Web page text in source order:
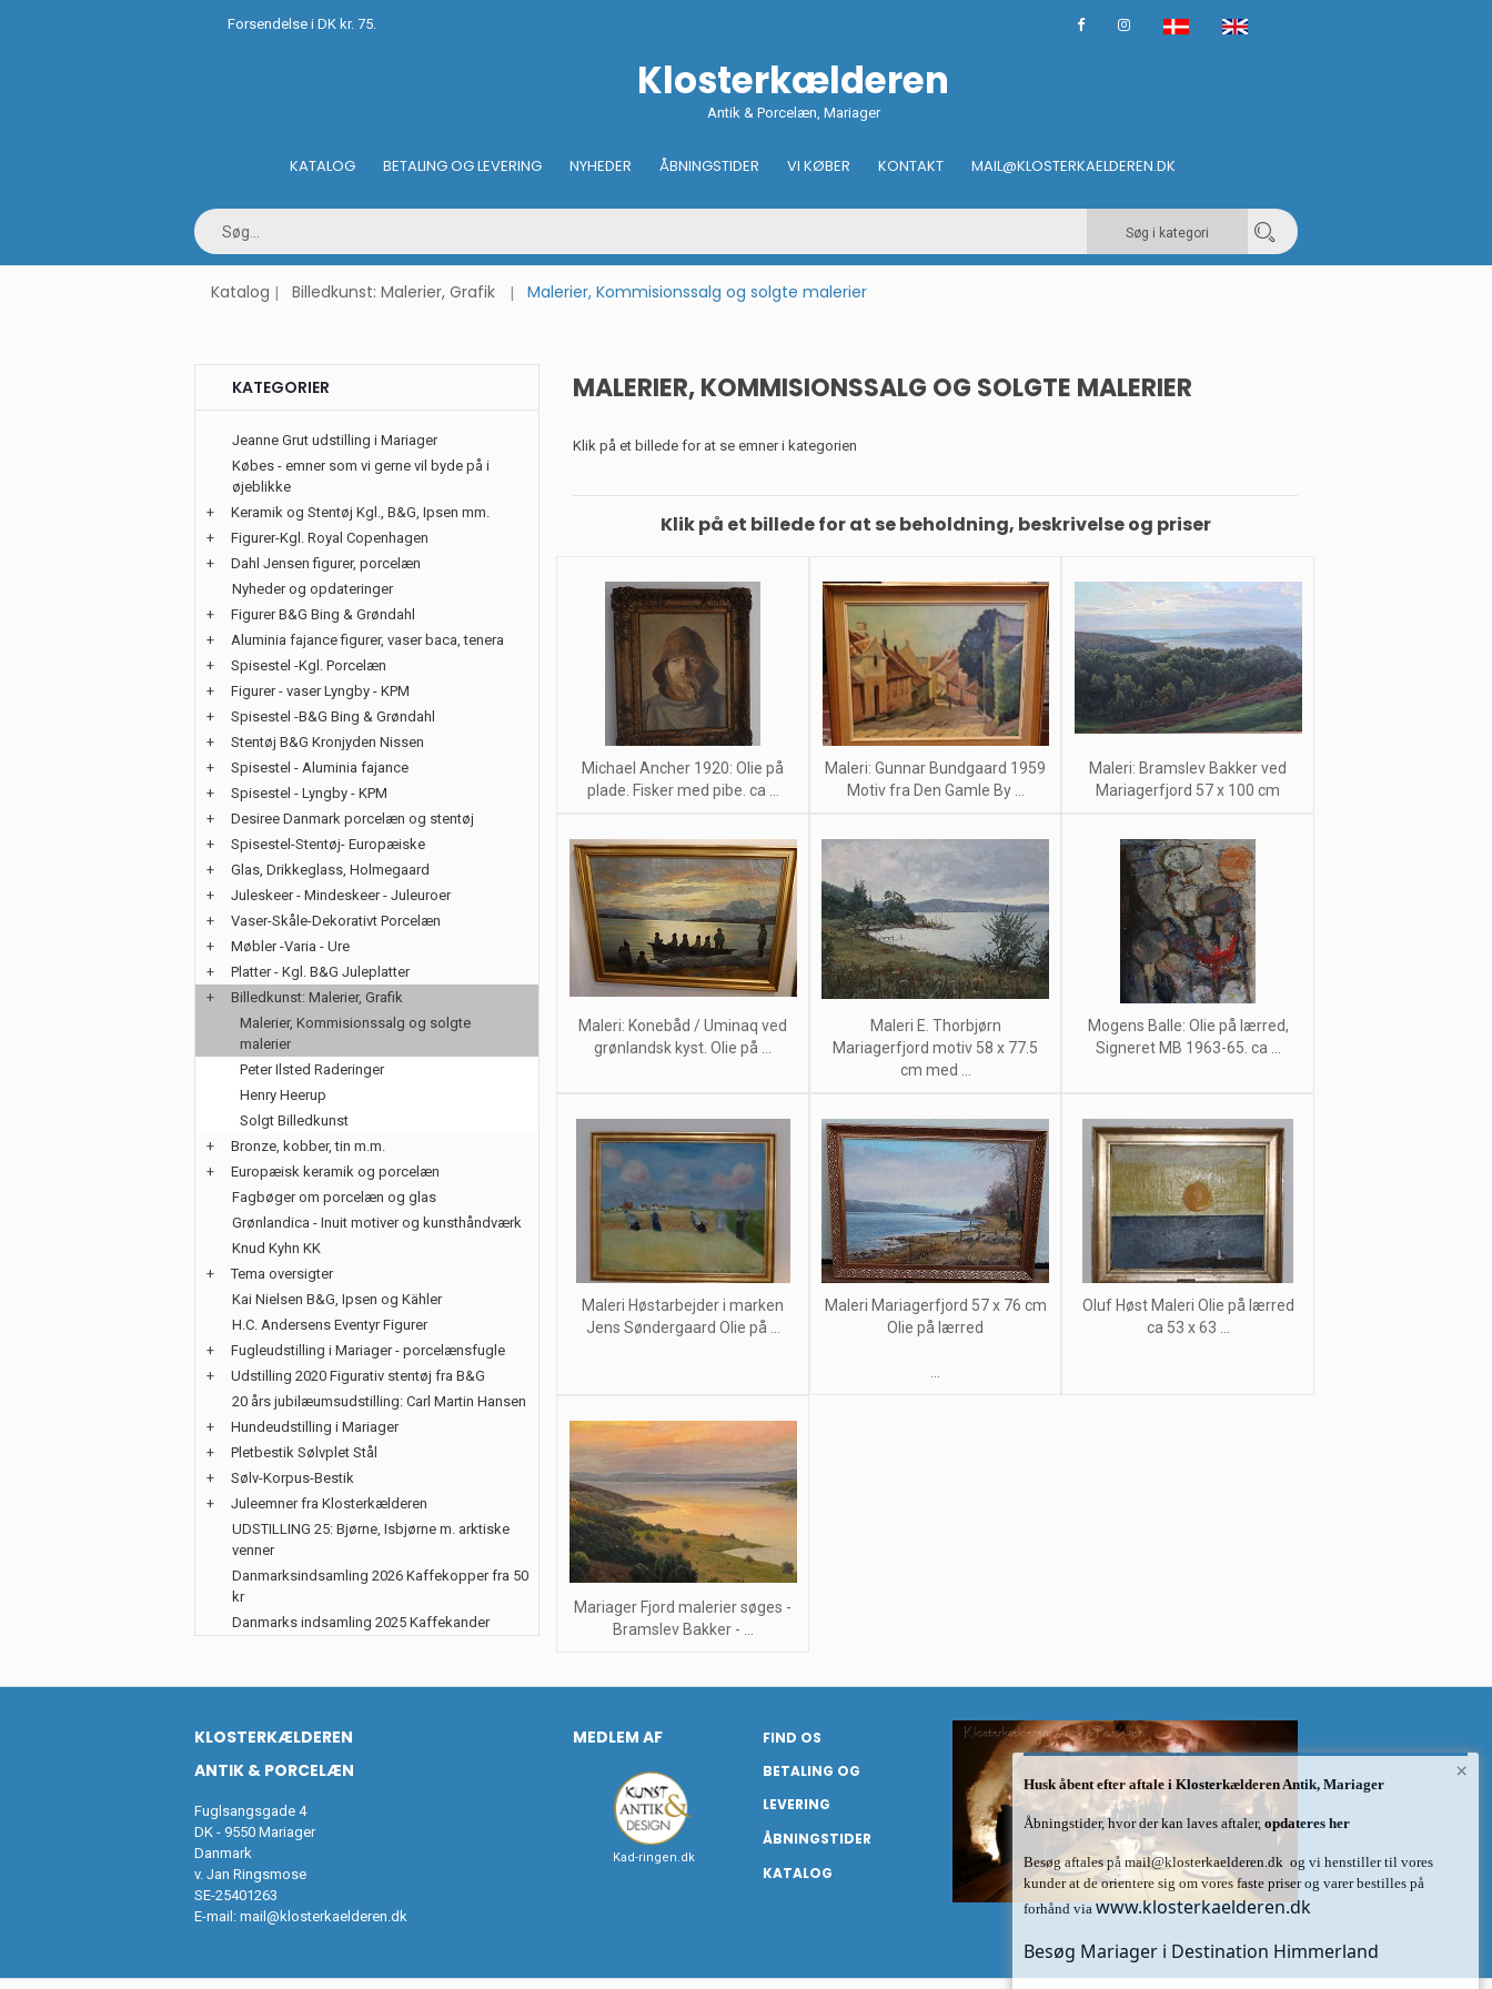
Forsendelse i DK kr. 75.
Klosterkælderen
Antik & Porcelæn, Mariager
KATALOG BETALING OG LEVERING NYHEDER ÅBNINGSTIDER VI KØBER KONTAKT MAIL@KLOSTERKAELDEREN.DK
Søg i kategori
Katalog Billedkunst: Malerier, Grafik Malerier, Kommisionssalg og solgte malerier
MALERIER, KOMMISIONSSALG OG SOLGTE MALERIER
Klik på et billede for at se emner i kategorien
Klik på et billede for at se beholdning, beskrivelse og priser
Michael Ancher 1920: Olie på
plade. Fisker med pibe. ca ...
Maleri: Gunnar Bundgaard 1959
Motiv fra Den Gamle By ...
Maleri: Bramslev Bakker ved
Mariagerfjord 57 x 100 cm
Maleri: Konebåd / Uminaq ved
grønlandsk kyst. Olie på ...
Maleri E. Thorbjørn
Mariagerfjord motiv 58 x 77.5
cm med ...
Mogens Balle: Olie på lærred,
Signeret MB 1963-65. ca ...
Maleri Høstarbejder i marken
Jens Søndergaard Olie på ...
Maleri Mariagerfjord 57 x 76 cm
Olie på lærred
Oluf Høst Maleri Olie på lærred
ca 53 x 63 ...
Mariager Fjord malerier søges -
Bramslev Bakker - ...
KATEGORIER
Jeanne Grut udstilling i Mariager
Købes - emner som vi gerne vil byde på i
øjeblikke
+
Keramik og Stentøj Kgl., B&G, Ipsen mm.
+
Figurer-Kgl. Royal Copenhagen
+
Dahl Jensen figurer, porcelæn
Nyheder og opdateringer
+
Figurer B&G Bing & Grøndahl
+
Aluminia fajance figurer, vaser baca, tenera
+
Spisestel -Kgl. Porcelæn
+
Figurer - vaser Lyngby - KPM
+
Spisestel -B&G Bing & Grøndahl
+
Stentøj B&G Kronjyden Nissen
+
Spisestel - Aluminia fajance
+
Spisestel - Lyngby - KPM
+
Desiree Danmark porcelæn og stentøj
+
Spisestel-Stentøj- Europæiske
+
Glas, Drikkeglass, Holmegaard
+
Juleskeer - Mindeskeer - Juleuroer
+
Vaser-Skåle-Dekorativt Porcelæn
+
Møbler -Varia - Ure
+
Platter - Kgl. B&G Juleplatter
+
Billedkunst: Malerier, Grafik
Malerier, Kommisionssalg og solgte
malerier
Peter Ilsted Raderinger
Henry Heerup
Solgt Billedkunst
+
Bronze, kobber, tin m.m.
+
Europæisk keramik og porcelæn
Fagbøger om porcelæn og glas
Grønlandica - Inuit motiver og kunsthåndværk
Knud Kyhn KK
+
Tema oversigter
Kai Nielsen B&G, Ipsen og Kähler
H.C. Andersens Eventyr Figurer
+
Fugleudstilling i Mariager - porcelænsfugle
+
Udstilling 2020 Figurativ stentøj fra B&G
20 års jubilæumsudstilling: Carl Martin Hansen
+
Hundeudstilling i Mariager
+
Pletbestik Sølvplet Stål
+
Sølv-Korpus-Bestik
+
Juleemner fra Klosterkælderen
UDSTILLING 25: Bjørne, Isbjørne m. arktiske
venner
Danmarksindsamling 2026 Kaffekopper fra 50
kr
Danmarks indsamling 2025 Kaffekander
KLOSTERKÆLDEREN
ANTIK & PORCELÆN
Fuglsangsgade 4
DK - 9550 Mariager
Danmark
v. Jan Ringsmose
SE-25401263
E-mail: mail@klosterkaelderen.dk
MEDLEM AF
Kad-ringen.dk
FIND OS
BETALING OG
LEVERING
ÅBNINGSTIDER
KATALOG
×
Husk åbent efter aftale i Klosterkælderen Antik, Mariager
Åbningstider, hvor der kan laves aftaler, opdateres her
Besøg aftales på mail@klosterkaelderen.dk og vi henstiller til vores
kunder at de orientere sig om vores faste priser og varer bestilles på
forhånd via www.klosterkaelderen.dk
Besøg Mariager i Destination Himmerland